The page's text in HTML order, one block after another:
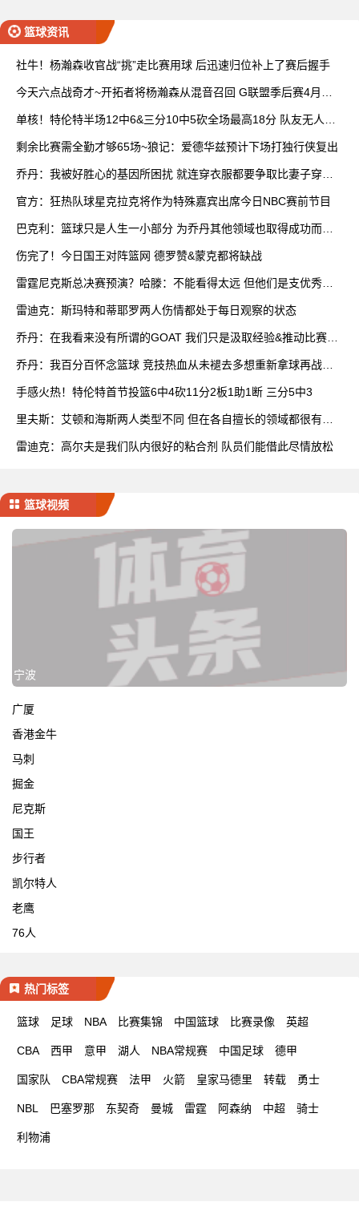
篮球资讯
社牛！杨瀚森收官战“挑”走比赛用球 后迅速归位补上了赛后握手
今天六点战奇才~开拓者将杨瀚森从混音召回 G联盟季后赛4月开
单核！特伦特半场12中6&三分10中5砍全场最高18分 队友无人上
剩余比赛需全勤才够65场~狼记：爱德华兹预计下场打独行侠复出
乔丹：我被好胜心的基因所困扰 就连穿衣服都要争取比妻子穿得
官方：狂热队球星克拉克将作为特殊嘉宾出席今日NBC赛前节目
巴克利：篮球只是人生一小部分 为乔丹其他领域也取得成功而自
伤完了！今日国王对阵篮网 德罗赞&蒙克都将缺战
雷霆尼克斯总决赛预演？哈滕：不能看得太远 但他们是支优秀球
雷迪克：斯玛特和蒂耶罗两人伤情都处于每日观察的状态
乔丹：在我看来没有所谓的GOAT 我们只是汲取经验&推动比赛发
乔丹：我百分百怀念篮球 竞技热血从未褪去多想重新拿球再战一
手感火热！特伦特首节投篮6中4砍11分2板1助1断 三分5中3
里夫斯：艾顿和海斯两人类型不同 但在各自擅长的领域都很有效
雷迪克：高尔夫是我们队内很好的粘合剂 队员们能借此尽情放松
篮球视频
宁波
广厦
香港金牛
马刺
掘金
尼克斯
国王
步行者
凯尔特人
老鹰
76人
热门标签
篮球 足球 NBA 比赛集锦 中国篮球 比赛录像 英超
CBA 西甲 意甲 湖人 NBA常规赛 中国足球 德甲
国家队 CBA常规赛 法甲 火箭 皇家马德里 转载 勇士
NBL 巴塞罗那 东契奇 曼城 雷霆 阿森纳 中超 骑士
利物浦